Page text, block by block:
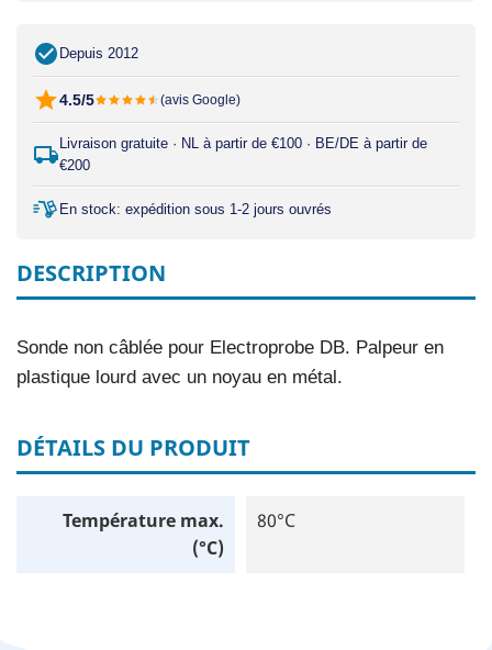
Depuis 2012
4.5/5 (avis Google)
Livraison gratuite · NL à partir de €100 · BE/DE à partir de
€200
En stock: expédition sous 1-2 jours ouvrés
DESCRIPTION
Sonde non câblée pour Electroprobe DB. Palpeur en
plastique lourd avec un noyau en métal.
DÉTAILS DU PRODUIT
Température max.
(°C)
80°C